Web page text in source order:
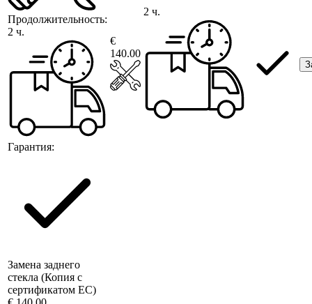
Продолжительность:
2 ч.
Гарантия:
€
140.00
2 ч.
Замена заднего
стекла (Копия с
сертификатом ЕС)